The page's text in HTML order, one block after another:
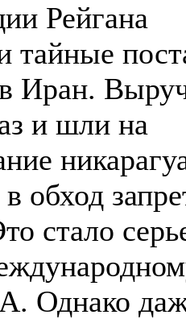
Рейгана
тайные
Иран.
и шли на
обход
стало
Однако